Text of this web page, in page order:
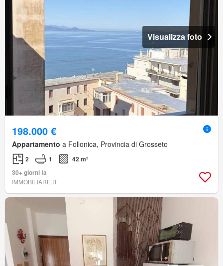
Visualizza foto
198.000 €
Appartamento a Follonica, Provincia di Grosseto
2 1
42 m²
30+ giorni fa
IMMOBILIARE.IT